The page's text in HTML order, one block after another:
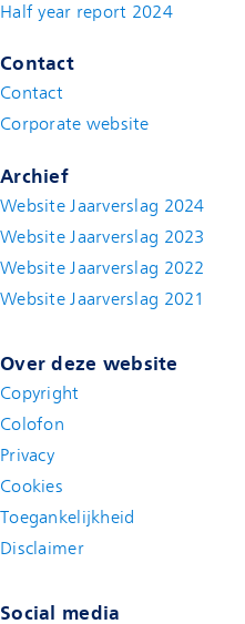
Half year report 2024(new
Contact
Contact
Corporate website
Archief
Website Jaarverslag 2024
Website Jaarverslag 2023
Website Jaarverslag 2022
Website Jaarverslag 2021
Over deze website
Copyright
Colofon
Privacy
Cookies
Toegankelijkheid
Disclaimer(new window)
Social media